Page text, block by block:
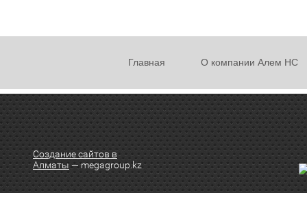
Главная О компании Алем НС
Создание сайтов в
Алматы— megagroup.kz